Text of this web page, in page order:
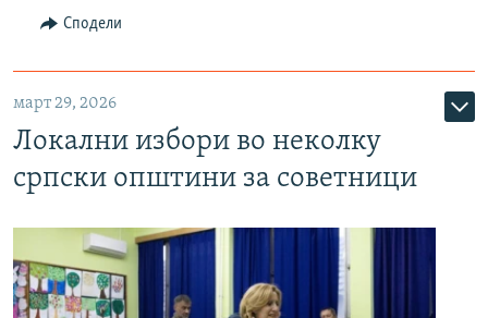
Сподели
март 29, 2026
Локални избори во неколку
српски општини за советници